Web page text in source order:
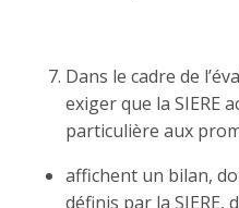
Dans le cadre de
exiger que la SIERE
particulière aux
affichent un bilan,
définis par la SIERE,